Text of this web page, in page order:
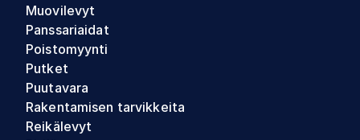
Muovilevyt
Panssariaidat
Poistomyynti
Putket
Puutavara
Rakentamisen tarvikkeita
Reikälevyt